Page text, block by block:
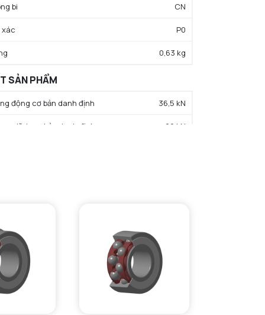
bi CN
xác P0
0,63 kg
SẢN PHẨM
động cơ bản danh định 36,5 kN
tĩnh cơ bản danh định 29 kN
độ hoạt động tối đa
kính vai tối thiểu IR